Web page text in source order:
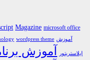
Magazine microsoft office
wordpress theme آموزش
ایلاستریتور آموزش